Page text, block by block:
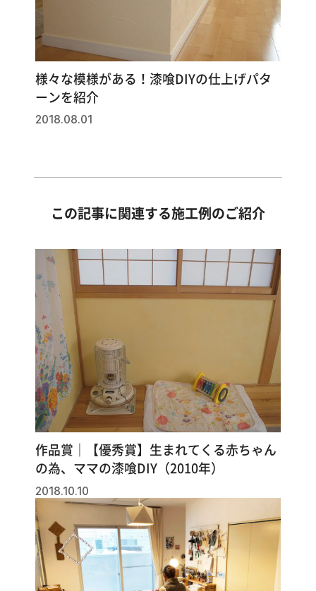
様々な模様がある！漆喰DIYの仕上げパタ
ーンを紹介
2018.08.01
この記事に関連する施工例のご紹介
作品賞｜【優秀賞】生まれてくる赤ちゃん
の為、ママの漆喰DIY（2010年）
2018.10.10